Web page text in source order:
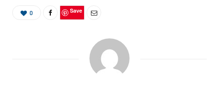
0 Save